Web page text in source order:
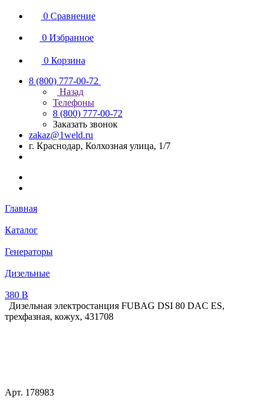
0 Сравнение
0 Избранное
0 Корзина
8 (800) 777-00-72
Назад
Телефоны
8 (800) 777-00-72
Заказать звонок
zakaz@1weld.ru
г. Краснодар, Колхозная улица, 1/7
Главная
Каталог
Генераторы
Дизельные
380 В
Дизельная электростанция FUBAG DSI 80 DAC ES,
трехфазная, кожух, 431708
Арт. 178983